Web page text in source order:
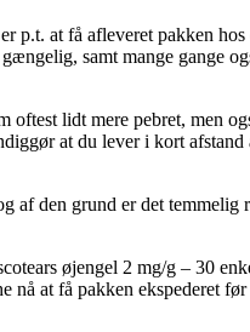
p.t. at få afleveret pakken hos
samt mange gange
oftest lidt mere pebret, men
at du lever i kort afstand
af den grund er det temmelig
øjengel 2 mg/g – 30
at få pakken ekspederet før